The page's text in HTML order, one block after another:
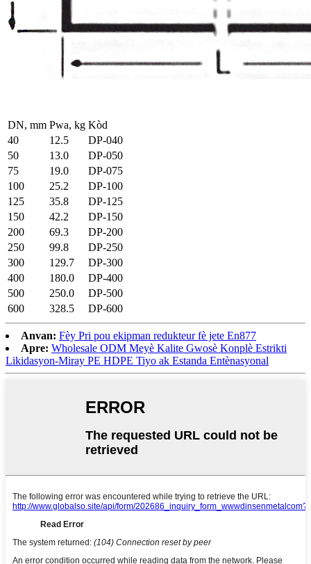
DN, mm Pwa, kg Kòd
40
12.5
DP-040
50
13.0
DP-050
75
19.0
DP-075
100
25.2
DP-100
125
35.8
DP-125
150
42.2
DP-150
200
69.3
DP-200
250
99.8
DP-250
300
129.7
DP-300
400
180.0
DP-400
500
250.0
DP-500
600
328.5 DP-600
Anvan: Fèy Pri pou ekipman redukteur fè jete En877
Apre: Wholesale ODM Meyè Kalite Gwosè Konplè Estrikti
Likidasyon-Miray PE HDPE Tiyo ak Estanda Entènasyonal